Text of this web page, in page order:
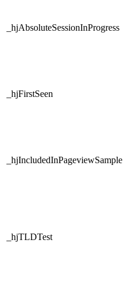
_hjAbsoluteSessionInProgress
_hjFirstSeen
_hjIncludedInPageviewSample
_hjTLDTest